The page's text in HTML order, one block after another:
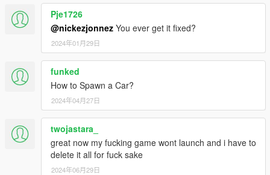
Pje1726
@nickezjonnez You ever get it fixed?
2024年01月29日
funked
How to Spawn a Car?
2024年04月27日
twojastara_
great now my fucking game wont launch and i have to
delete it all for fuck sake
2024年06月29日